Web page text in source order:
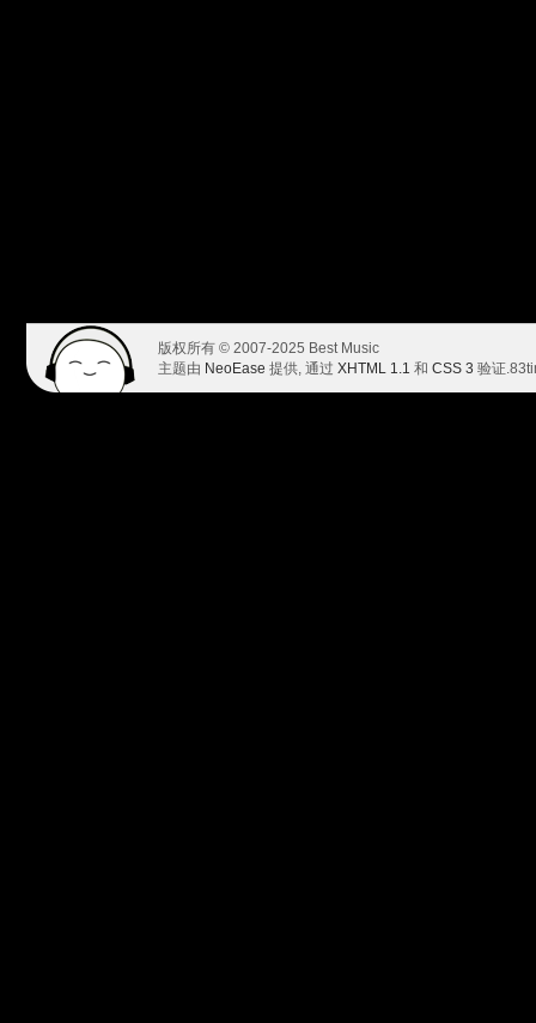
版权所有 © 2007-2025 Best Music
主题由 NeoEase 提供, 通过 XHTML 1.1 和 CSS 3 验证.